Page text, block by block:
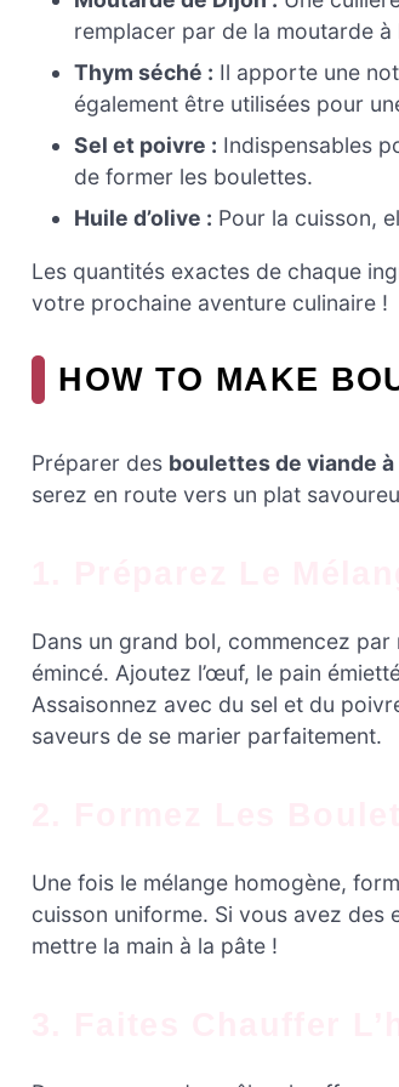
remplacer par de la moutarde à
Thym séché : Il apporte une
également être utilisées pour
Sel et poivre : Indispensables
de former les boulettes.
Huile d’olive : Pour la cuisson,
Les quantités exactes de chaque
votre prochaine aventure culinaire !
HOW TO MAKE
Préparer des boulettes de viande
serez en route vers un plat
Dans un grand bol, commencez par
émincé. Ajoutez l’œuf, le pain
Assaisonnez avec du sel et du
saveurs de se marier parfaitement.
Une fois le mélange homogène,
cuisson uniforme. Si vous avez des
mettre la main à la pâte !